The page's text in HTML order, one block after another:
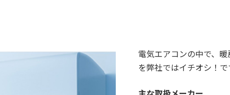
電気エアコンの中で、
を弊社ではイチオシ！で